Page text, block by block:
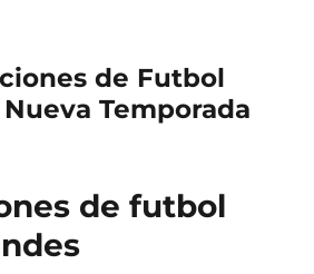
de Futbol
Temporada
de futbol